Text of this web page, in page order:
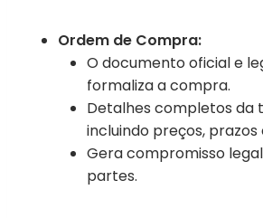
Ordem de Compra:
O documento oficial e
formaliza a compra.
Detalhes completos da
incluindo preços, prazos
Gera compromisso
partes.